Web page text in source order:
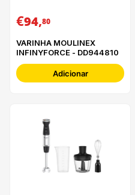
€94,80
VARINHA MOULINEX
INFINYFORCE - DD944810
Adicionar